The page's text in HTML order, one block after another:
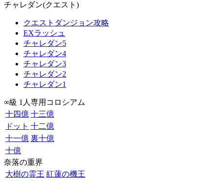
チャレダン(クエスト)
クエストダンジョン攻略
EXラッシュ
チャレダン5
チャレダン4
チャレダン3
チャレダン2
チャレダン1
∞級 1人専用コロシアム
十四億 十三億
ドット 十二億
十一億 裏十億
十億
奈落の重界
大樹の霊王 紅蓮の機王